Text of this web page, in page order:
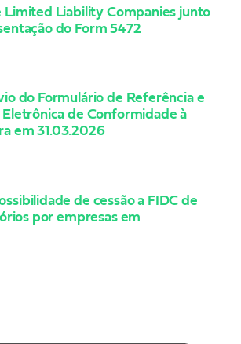
Limited Liability Companies junto
do Form 5472
do Formulário de Referência e
de Conformidade à
em 31.03.2026
de cessão a FIDC de
por empresas em